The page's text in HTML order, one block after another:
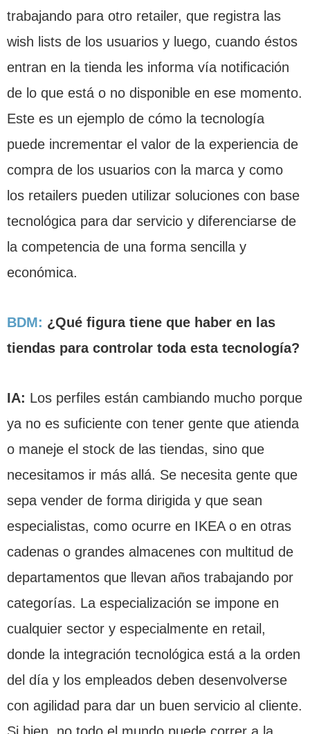
trabajando para otro retailer, que registra las
wish lists de los usuarios y luego, cuando éstos
entran en la tienda les informa vía notificación
de lo que está o no disponible en ese momento.
Este es un ejemplo de cómo la tecnología
puede incrementar el valor de la experiencia de
compra de los usuarios con la marca y como
los retailers pueden utilizar soluciones con base
tecnológica para dar servicio y diferenciarse de
la competencia de una forma sencilla y
económica.
BDM: ¿Qué figura tiene que haber en las
tiendas para controlar toda esta tecnología?
IA: Los perfiles están cambiando mucho porque
ya no es suficiente con tener gente que atienda
o maneje el stock de las tiendas, sino que
necesitamos ir más allá. Se necesita gente que
sepa vender de forma dirigida y que sean
especialistas, como ocurre en IKEA o en otras
cadenas o grandes almacenes con multitud de
departamentos que llevan años trabajando por
categorías. La especialización se impone en
cualquier sector y especialmente en retail,
donde la integración tecnológica está a la orden
del día y los empleados deben desenvolverse
con agilidad para dar un buen servicio al cliente.